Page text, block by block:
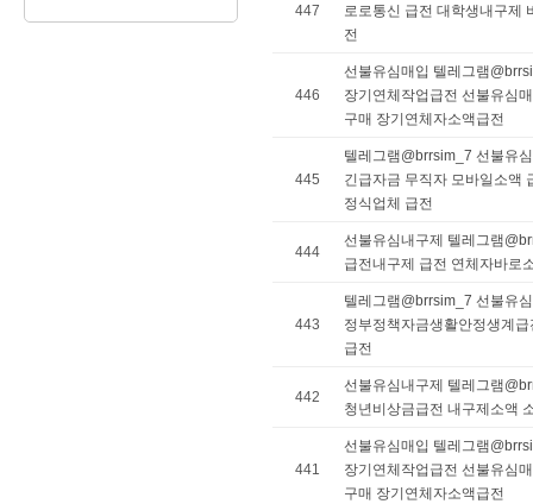
447
로로통신 급전 대학생내구제
전
446
선불유심매입 텔레그램
장기연체작업급전 선불유심
구매 장기연체자소액급전
445
텔레그램@brrsim_7 선불유
긴급자금 무직자 모바일소액
정식업체 급전
444
선불유심내구제 텔레그램
급전내구제 급전 연체자바로
443
텔레그램@brrsim_7 선불유
정부정책자금생활안정생계
급전
442
선불유심내구제 텔레그램
청년비상금급전 내구제소액
441
선불유심매입 텔레그램
장기연체작업급전 선불유심
구매 장기연체자소액급전